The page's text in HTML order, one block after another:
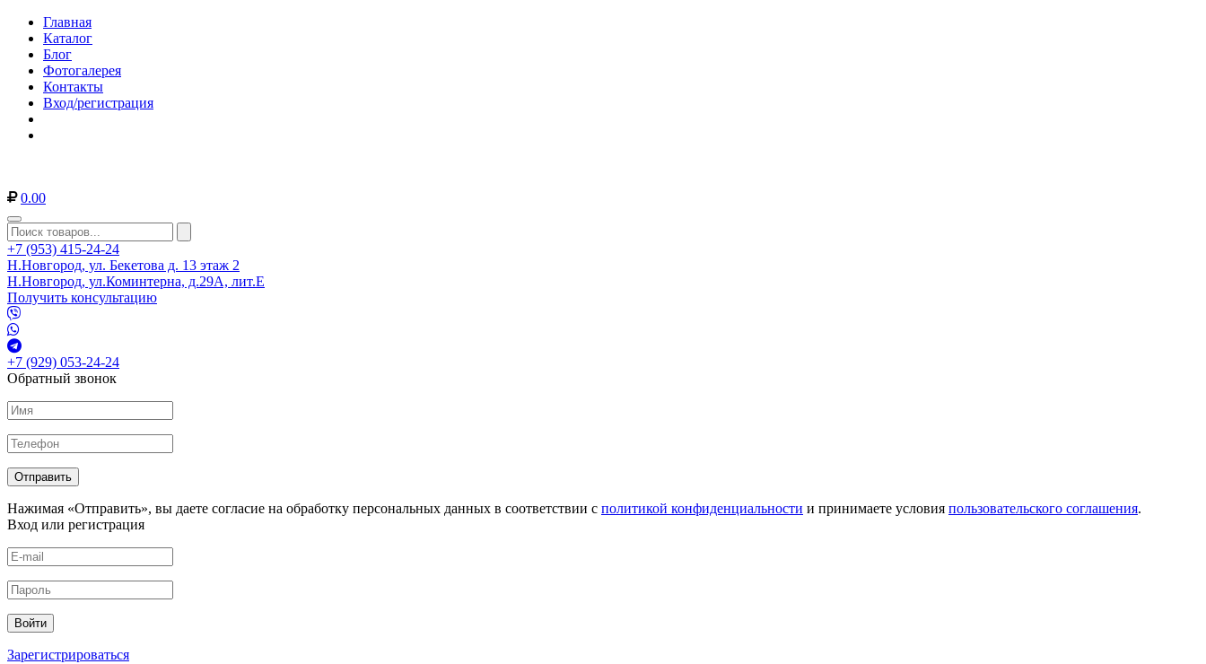
Главная
Каталог
Блог
Фотогалерея
Контакты
Вход/регистрация
0.00
+7 (953) 415-24-24
Н.Новгород, ул. Бекетова д. 13 этаж 2
Н.Новгород, ул.Коминтерна, д.29А, лит.Е
Получить консультацию
+7 (929) 053-24-24
Обратный звонок
Нажимая «Отправить», вы даете согласие на обработку персональных данных в соответствии с политикой конфиденциальности и принимаете условия пользовательского соглашения.
Вход или регистрация
Зарегистрироваться